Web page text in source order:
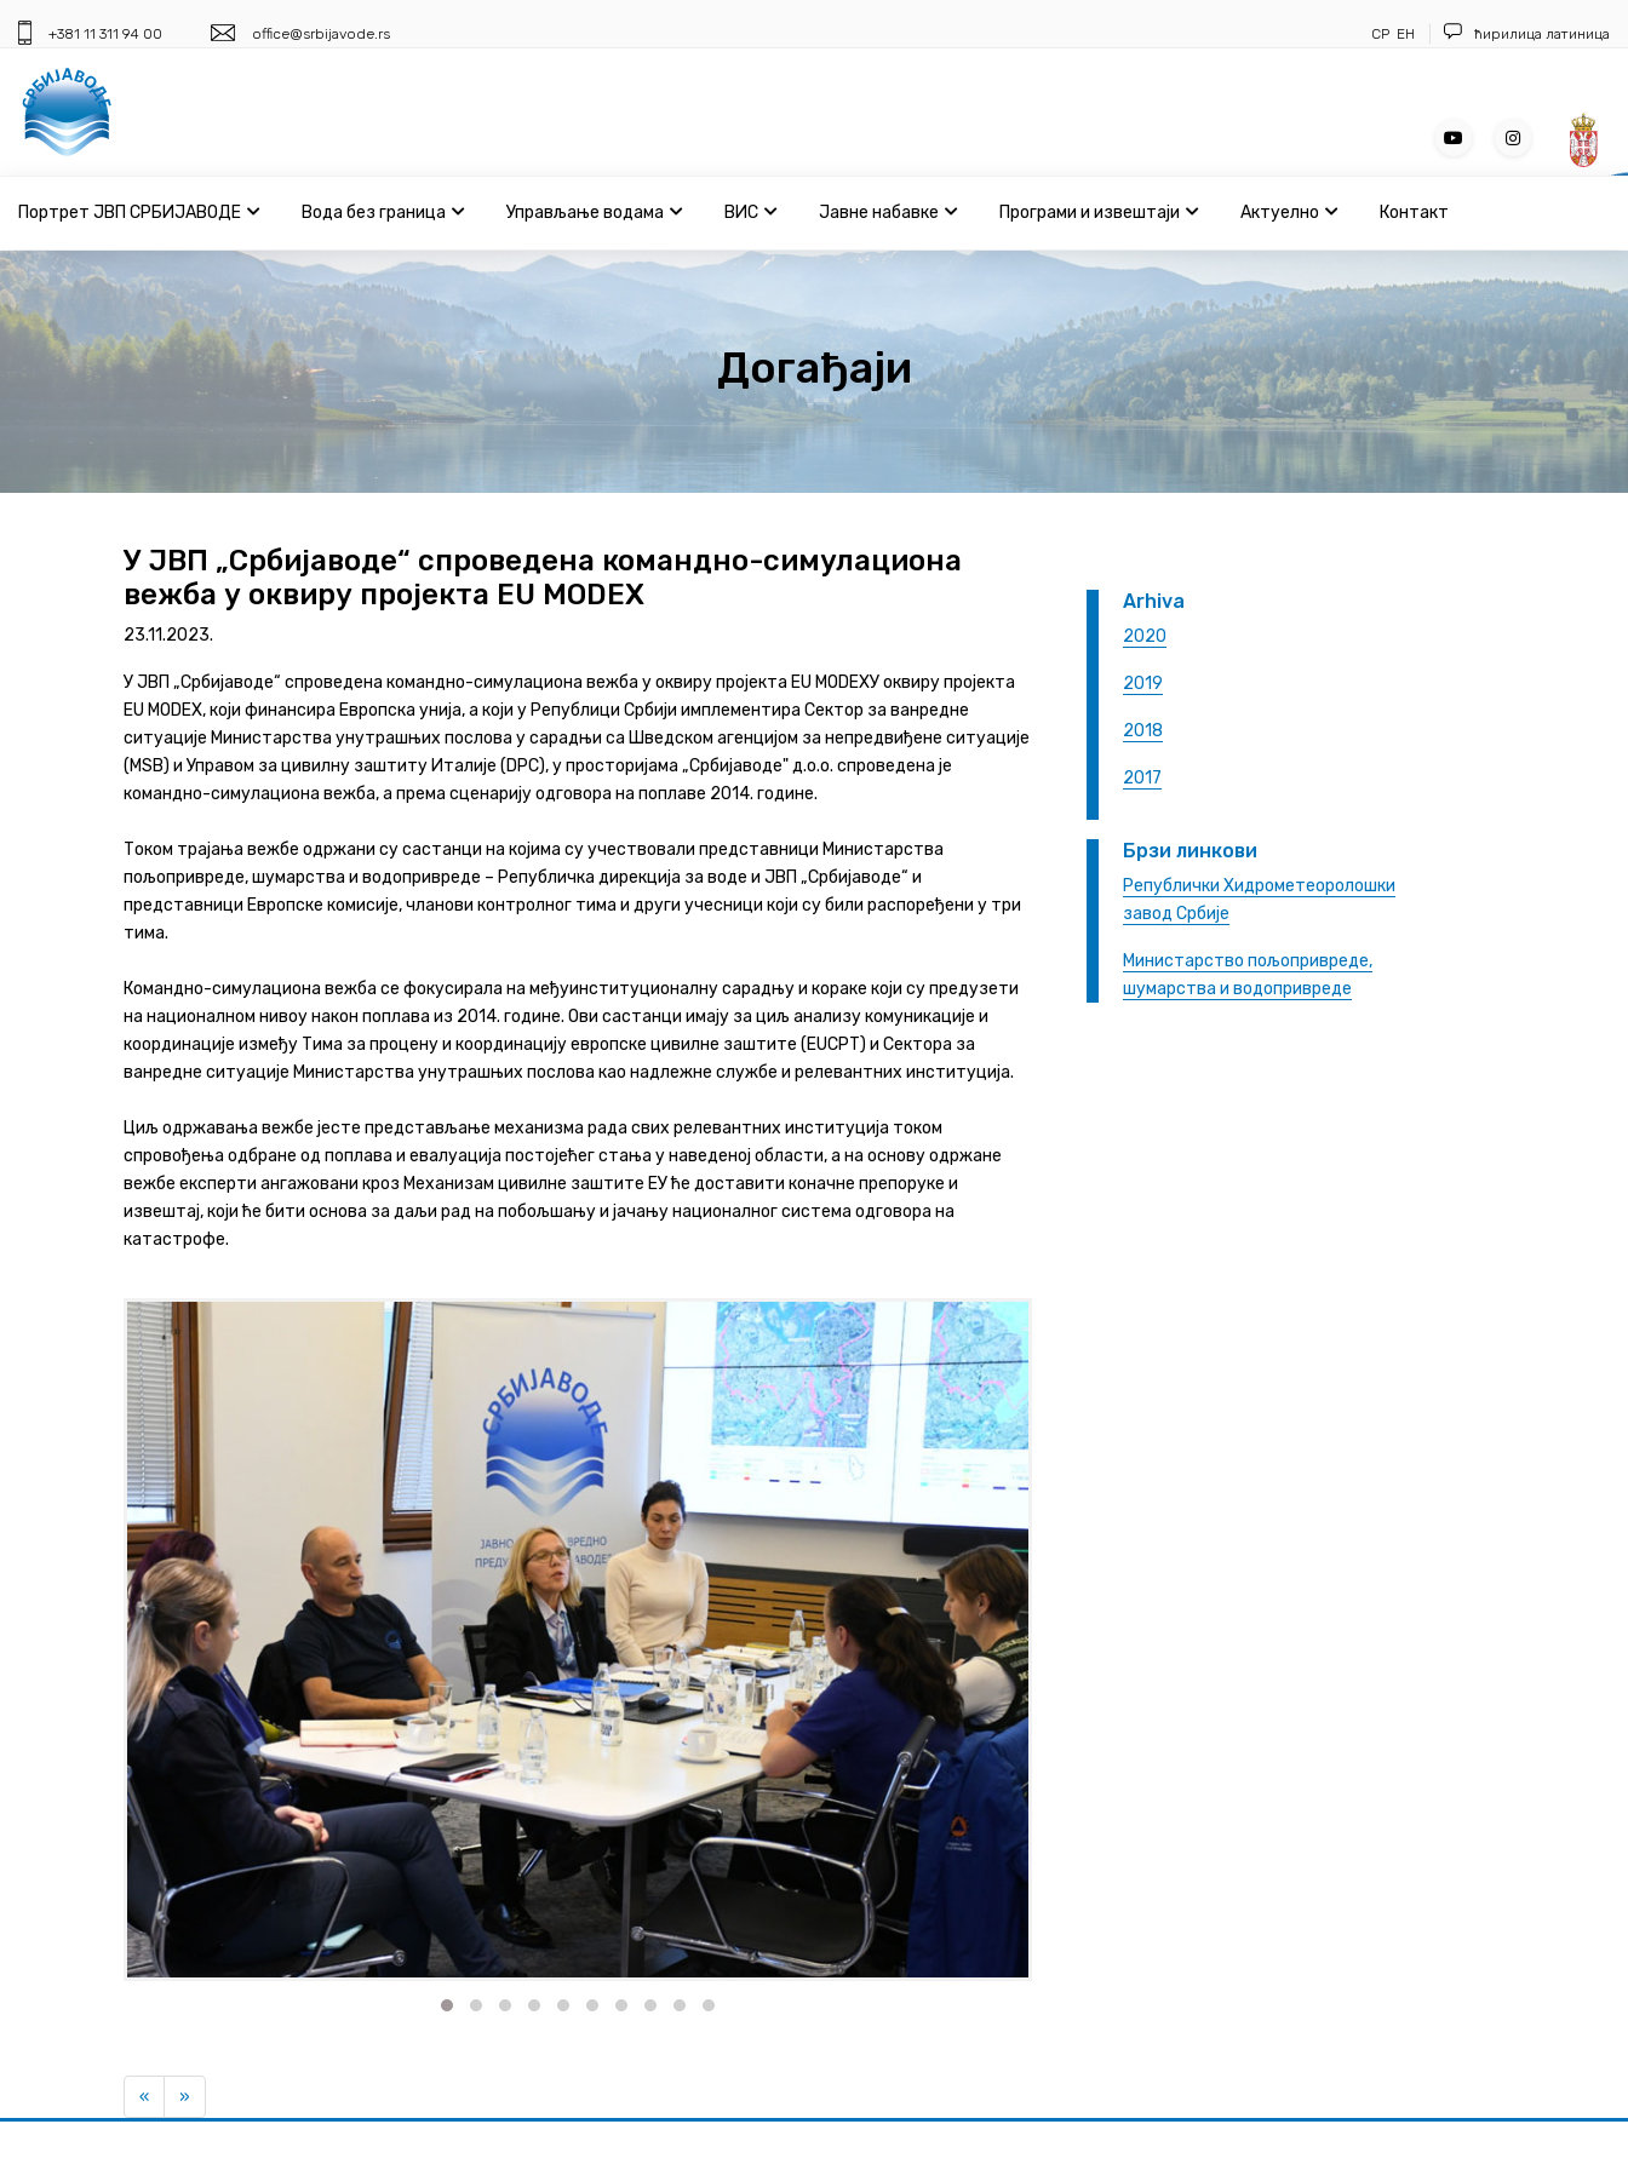
+381 11 311 94 00 office@srbijavode.rs СР ЕН ћирилица латиница
Портрет ЈВП СРБИЈАВОДЕ Вода без граница Управљање водама ВИС Јавне набавке Програми и извештаји Актуелно Контакт
Портрет ЈВП СРБИЈАВОДЕ
Вода без граница
Програми и извештаји
Контакт
+381 11 311 94 00 office@srbijavode.rs
Догађаји
У ЈВП „Србијаводе“ спроведена командно-симулациона
вежба у оквиру пројекта EU MODEX
23.11.2023.
У ЈВП „Србијаводе“ спроведена командно-симулациона вежба у оквиру пројекта EU MODEXУ оквиру пројекта
EU MODEX, који финансира Европска унија, а који у Републици Србији имплементира Сектор за ванредне
ситуације Министарства унутрашњих послова у сарадњи са Шведском агенцијом за непредвиђене ситуације
(MSB) и Управом за цивилну заштиту Италије (DPC), у просторијама „Србијаводе" д.о.о. спроведена је
командно-симулациона вежба, а према сценарију одговора на поплаве 2014. године.
Током трајања вежбе одржани су састанци на којима су учествовали представници Министарства
пољопривреде, шумарства и водопривреде – Републичка дирекција за воде и ЈВП „Србијаводе“ и
представници Европске комисије, чланови контролног тима и други учесници који су били распоређени у три
тима.
Командно-симулациона вежба се фокусирала на међуинституционалну сарадњу и кораке који су предузети
на националном нивоу након поплава из 2014. године. Ови састанци имају за циљ анализу комуникације и
координације између Тима за процену и координацију европске цивилне заштите (EUCPT) и Сектора за
ванредне ситуације Министарства унутрашњих послова као надлежне службе и релевантних институција.
Циљ одржавања вежбе јесте представљање механизма рада свих релевантних институција током
спровођења одбране од поплава и евалуација постојећег стања у наведеној области, а на основу одржане
вежбе експерти ангажовани кроз Механизам цивилне заштите ЕУ ће доставити коначне препоруке и
извештај, који ће бити основа за даљи рад на побољшању и јачању националног система одговора на
катастрофе.
«Previous
»
Arhiva
2020
2019
2018
2017
Брзи линкови
Републички Хидрометеоролошки
завод Србије
Министарство пољопривреде,
шумарства и водопривреде